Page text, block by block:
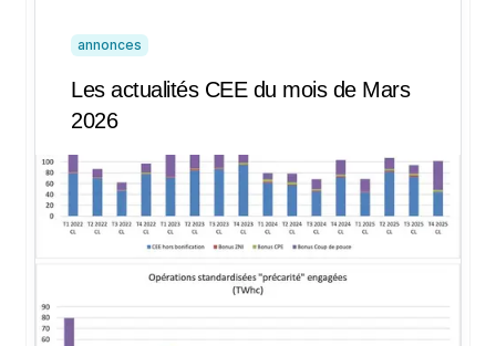
annonces
Les actualités CEE du mois de Mars
2026
Doctrine P6, CEE et carburant, CAE
espagnol, indices à terme, lettre
d'information des CEE, changements
ministériels et indices de prix de février :
retour sur les sujets qui ont fait l’actualité
des CEE au mois de Mars 2026.